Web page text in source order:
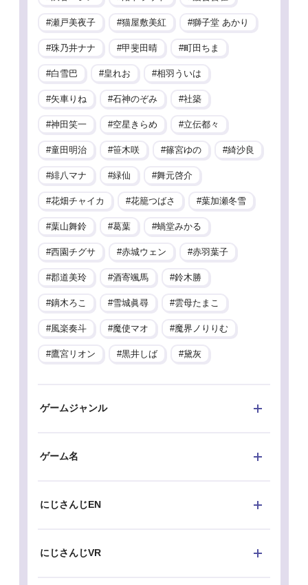
瀬戸美夜子 猫屋敷美紅 獅子堂 あかり
珠乃井ナナ 甲斐田晴 町田ちま
白雪巴 皇れお 相羽ういは
矢車りね 石神のぞみ 社築
神田笑一 空星きらめ 立伝都々
童田明治 笹木咲 篠宮ゆの 綺沙良
緋八マナ 緑仙 舞元啓介
花畑チャイカ 花籠つばさ 葉加瀬冬雪
葉山舞鈴 葛葉 蝸堂みかる
西園チグサ 赤城ウェン 赤羽葉子
郡道美玲 酒寄颯馬 鈴木勝
鏑木ろこ 雪城眞尋 雲母たまこ
風楽奏斗 魔使マオ 魔界ノりりむ
鷹宮リオン 黒井しば 黛灰
ゲームジャンル
ゲーム名
にじさんじEN
にじさんじVR